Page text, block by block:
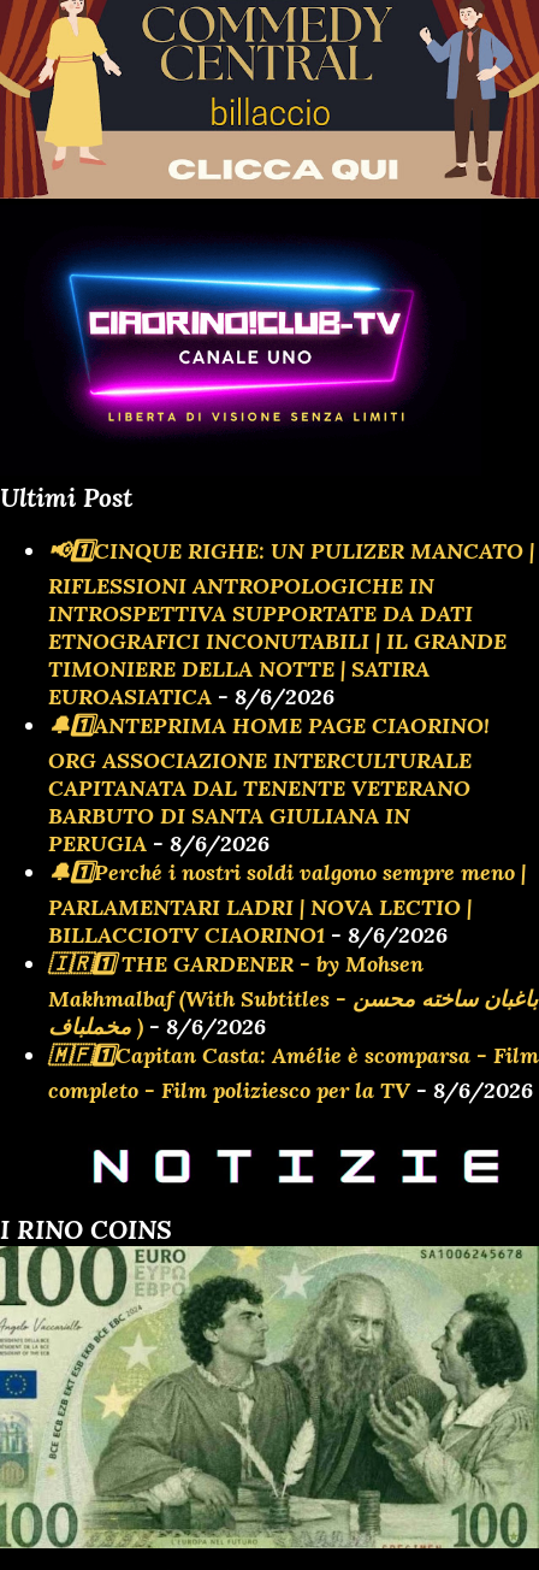
VETERANO TIMES O...
Ultimi Post
📢1️⃣CINQUE RIGHE: UN PULIZER MANCATO |
RIFLESSIONI ANTROPOLOGICHE IN
INTROSPETTIVA SUPPORTATE DA DATI
ETNOGRAFICI INCONUTABILI | IL GRANDE
TIMONIERE DELLA NOTTE | SATIRA
EUROASIATICA - 8/6/2026
🔔1️⃣ANTEPRIMA HOME PAGE CIAORINO!
ORG ASSOCIAZIONE INTERCULTURALE
CAPITANATA DAL TENENTE VETERANO
BARBUTO DI SANTA GIULIANA IN
PERUGIA - 8/6/2026
🔔1️⃣Perché i nostri soldi valgono sempre meno |
PARLAMENTARI LADRI | NOVA LECTIO |
BILLACCIOTV CIAORINO1 - 8/6/2026
🇮🇷1️⃣ THE GARDENER - by Mohsen
Makhmalbaf (With Subtitles - باغبان ساخته محسن
مخملباف )
- 8/6/2026
🇲🇫1️⃣Capitan Casta: Amélie è scomparsa - Film
completo - Film poliziesco per la TV- 8/6/2026
I RINO COINS